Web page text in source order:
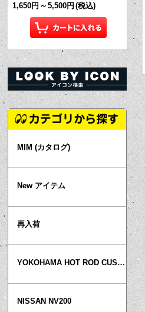
1,650円 ～ 5,500円 (税込)
MIM (カタログ)
New アイテム
再入荷
YOKOHAMA HOT ROD CUSTOM SHOW
NISSAN NV200
.(2003/9〜2009/4 NHW20型) 「お問
BRFCOPR1299]